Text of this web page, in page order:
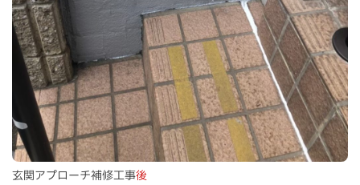
玄関アプローチ補修工事後